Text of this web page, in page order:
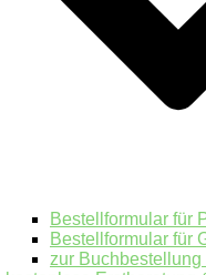
Bestellformular für
Bestellformular für
zur